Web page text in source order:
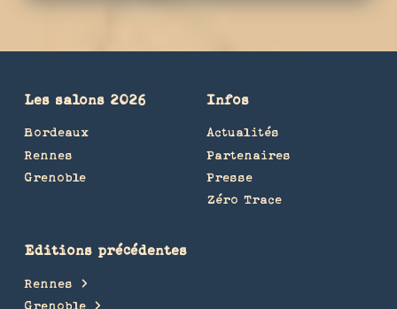
Les salons 2026
Bordeaux
Rennes
Grenoble
Infos
Actualités
Partenaires
Presse
Zéro Trace
Editions précédentes
Rennes
Grenoble